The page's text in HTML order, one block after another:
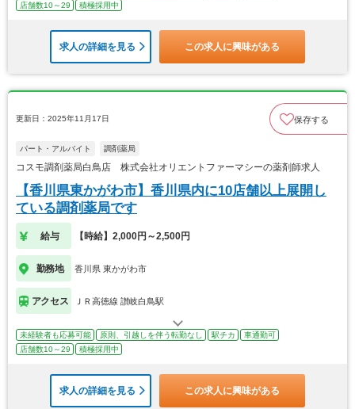
店舗数10～29
積極採用中
求人の詳細を見る この求人に興味がある
更新日：2025年11月17日 保存する
パート・アルバイト 調剤薬局
コスモ調剤薬局白鳥店 株式会社オリエントファーマシーの薬剤師求人
【香川県東かがわ市】香川県内に10店舗以上展開し
ている調剤薬局です
給与 【時給】2,000円～2,500円
勤務地 香川県 東かがわ市
アクセス ＪＲ高徳線 讃岐白鳥駅
未経験者も応募可能 原則、引越しを伴う転勤なし 駅チカ
車通勤可
店舗数10～29
積極採用中
求人の詳細を見る この求人に興味がある